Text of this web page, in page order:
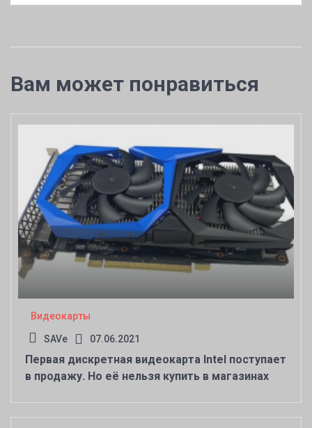
Вам может понравиться
Видеокарты
SAVe 07.06.2021
Первая дискретная видеокарта Intel поступает
в продажу. Но её нельзя купить в магазинах